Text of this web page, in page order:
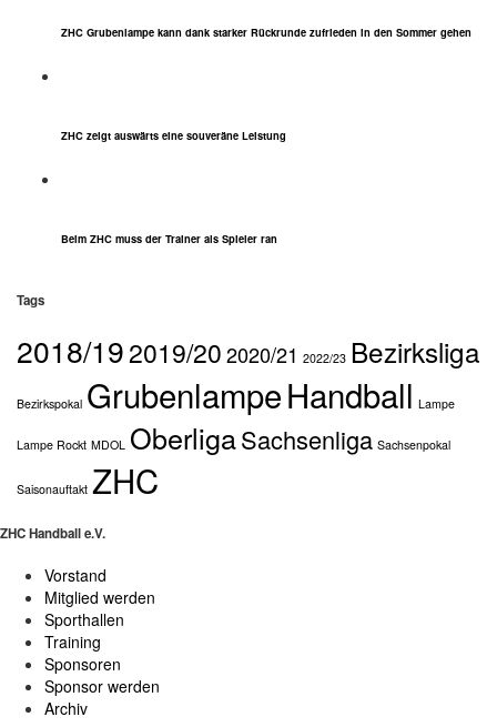
ZHC Grubenlampe kann dank starker Rückrunde zufrieden in den Sommer gehen
ZHC zeigt auswärts eine souveräne Leistung
Beim ZHC muss der Trainer als Spieler ran
Tags
2018/192019/202020/21 2022/23 Bezirksliga
Bezirkspokal GrubenlampeHandball Lampe
Lampe Rockt MDOL OberligaSachsenliga Sachsenpokal
Saisonauftakt ZHC
ZHC Handball e.V.
Vorstand
Mitglied werden
Sporthallen
Training
Sponsoren
Sponsor werden
Archiv